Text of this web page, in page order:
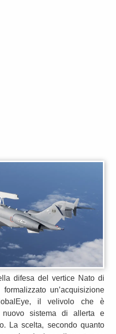
difesa del vertice Nato di
un’acquisizione
il velivolo che è
sistema di allerta e
La scelta, secondo quanto